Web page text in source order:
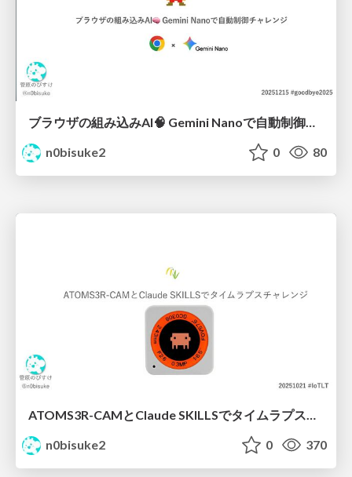
ブラウザの組み込みAI🧠 Gemini Nanoで自動制御チャレンジ #goodbye2025
n0bisuke2
0 80
n0bisuke2
0 370